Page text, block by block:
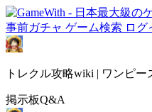
事前ガチャ ゲーム検索 ログ
トレクル攻略wiki | ワンピ
掲示板Q&A